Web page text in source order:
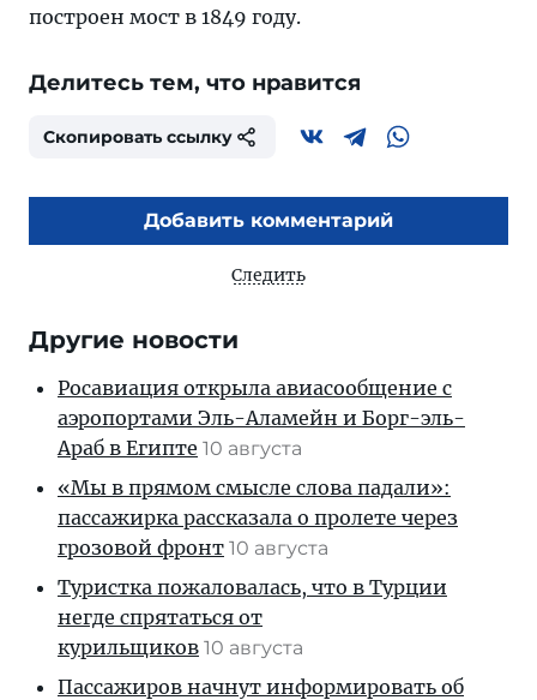
построен мост в 1849 году.
Делитесь тем, что нравится
Скопировать ссылку
Добавить комментарий
Следить
Другие новости
Росавиация открыла авиасообщение с
аэропортами Эль-Аламейн и Борг-эль-
Араб в Египте 10 августа
«Мы в прямом смысле слова падали»:
пассажирка рассказала о пролете через
грозовой фронт 10 августа
Туристка пожаловалась, что в Турции
негде спрятаться от
курильщиков 10 августа
Пассажиров начнут информировать об